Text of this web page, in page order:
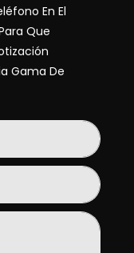
En El
Que
Gama De